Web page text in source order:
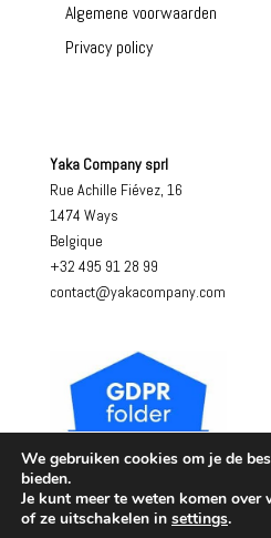
Algemene voorwaarden
Privacy policy
Yaka Company sprl
Rue Achille Fiévez, 16
1474 Ways
Belgique
+32 495 91 28 99
contact@yakacompany.com
We gebruiken cookies om je de
bieden.
Je kunt meer te weten komen
of ze uitschakelen in settings.